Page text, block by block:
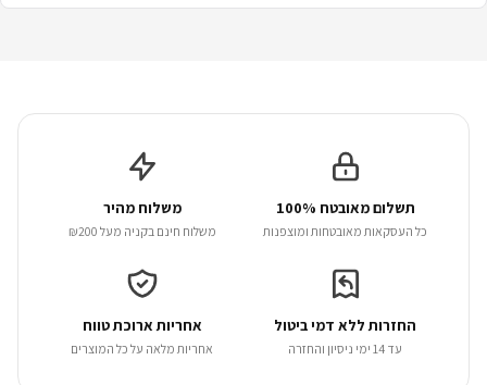
תשלום מאובטח 100%
כל העסקאות מאובטחות ומוצפנות
משלוח מהיר
משלוח חינם בקניה מעל ₪200
החזרות ללא דמי ביטול
עד 14 ימי ניסיון והחזרה
אחריות ארוכת טווח
אחריות מלאה על כל המוצרים